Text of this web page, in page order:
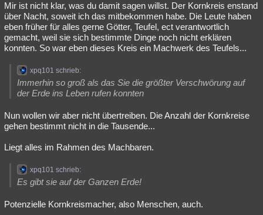
Mir ist nicht klar, was du damit sagen willst. Der Kornkreis enstand
über Nacht, soweit ich das mitbekommen habe. Die Leute haben
eben früher für alles gerne Götter, Teufel, ect verantwortlich
gemacht, weil sie sich bestimmte Dinge noch nicht erklären
konnten. So war eben dieses Kreis ein Machwerk des Teufels...
xpq101 schrieb:
Immerhin so groß als das Sie die größter Verschwörung auf
der Erde ins Leben rufen konnten
Nun wollen wir aber nicht übertreiben. Die Anzahl der Kornkreise
gehen bestimmt nicht in die Tausende...
Liegt alles im Rahmen des Machbaren.
xpq101 schrieb:
Es gibt sie auf der Ganzen Erde!
Potenzielle Kornkreismacher, also Menschen, auch.